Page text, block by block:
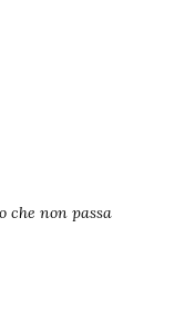
che non passa